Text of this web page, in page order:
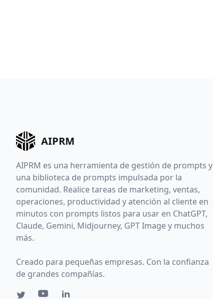
AIPRM
AIPRM es una herramienta de gestión de prompts y
una biblioteca de prompts impulsada por la
comunidad. Realice tareas de marketing, ventas,
operaciones, productividad y atención al cliente en
minutos con prompts listos para usar en ChatGPT,
Claude, Gemini, Midjourney, GPT Image y muchos
más.
Creado para pequeñas empresas. Con la confianza
de grandes compañías.